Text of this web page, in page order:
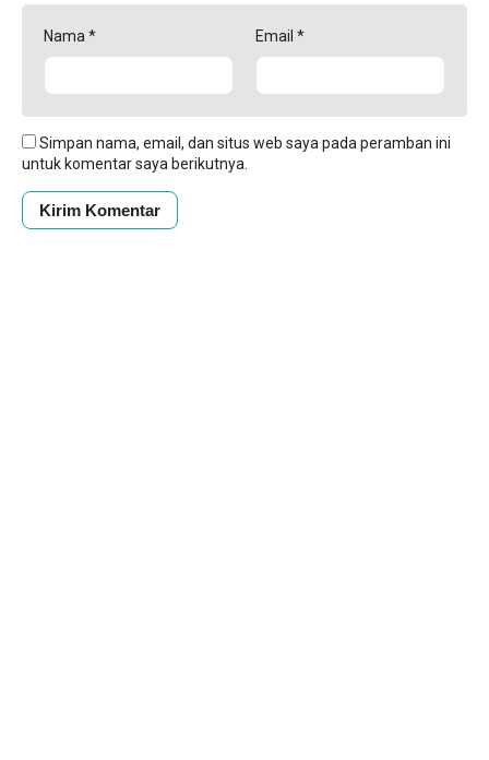
Nama* Email *
Simpan nama, email, dan situs web saya pada peramban ini
untuk komentar saya berikutnya.